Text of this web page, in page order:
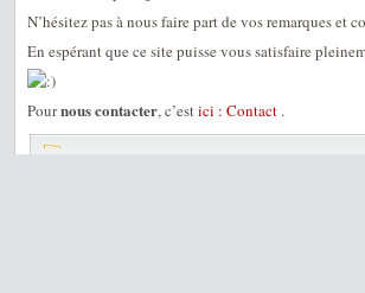
N’hésitez pas à nous faire part de vos remarques et
En espérant que ce site puisse vous satisfaire
Pournous contacter, c’estici : Contact .